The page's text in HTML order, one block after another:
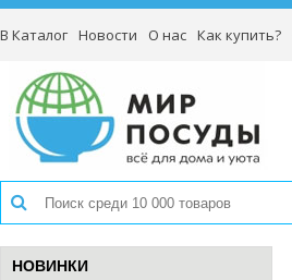
В Каталог Новости О нас Как купить?
НОВИНКИ